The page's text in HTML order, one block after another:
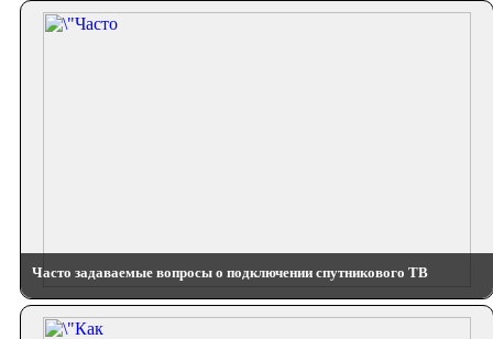
Часто задаваемые вопросы о подключении спутникового ТВ